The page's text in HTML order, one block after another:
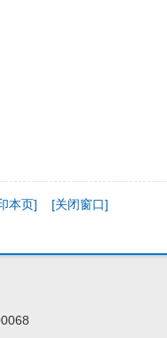
本页] [关闭窗口]